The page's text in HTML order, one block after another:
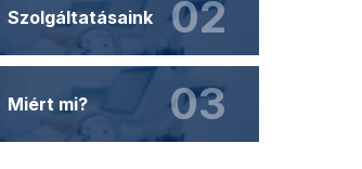
Szolgáltatásaink 02
Miért mi? 03